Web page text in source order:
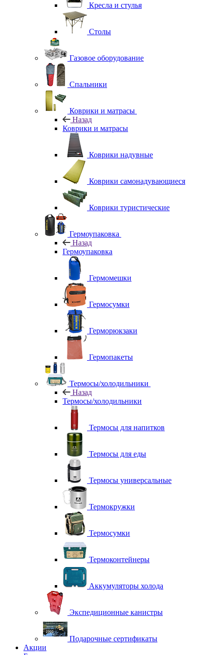
Кресла и стулья
Столы
Газовое оборудование
Спальники
Коврики и матрасы
Назад
Коврики и матрасы
Коврики надувные
Коврики самонадувающиеся
Коврики туристические
Гермоупаковка
Назад
Гермоупаковка
Гермомешки
Гермосумки
Герморюкзаки
Гермопакеты
Термосы/холодильники
Назад
Термосы/холодильники
Термосы для напитков
Термосы для еды
Термосы универсальные
Термокружки
Термосумки
Термоконтейнеры
Аккумуляторы холода
Экспедиционные канистры
Подарочные сертификаты
Акции